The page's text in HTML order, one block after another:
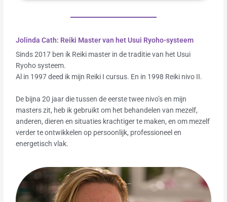
Jolinda Cath: Reiki Master van het Usui Ryoho-systeem
Sinds 2017 ben ik Reiki master in de traditie van het Usui
Ryoho systeem.
Al in 1997 deed ik mijn Reiki I cursus. En in 1998 Reiki nivo II.
De bijna 20 jaar die tussen de eerste twee nivo’s en mijn
masters zit, heb ik gebruikt om het behandelen van mezelf,
anderen, dieren en situaties krachtiger te maken, en om mezelf
verder te ontwikkelen op persoonlijk, professioneel en
energetisch vlak.